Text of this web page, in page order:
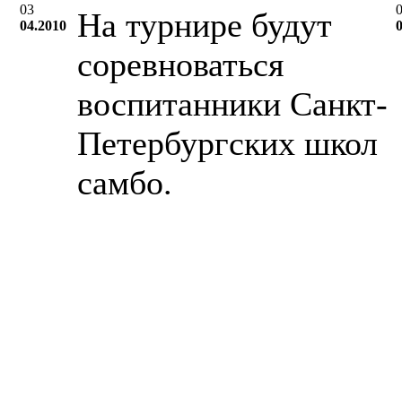
03
04.2010
На турнире будут
соревноваться
воспитанники Санкт-
Петербургских школ
самбо.